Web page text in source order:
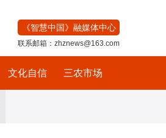
《智慧中国》融媒体中心
联系邮箱：zhznews@163.com
文化自信 三农市场